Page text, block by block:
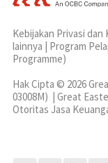
Kebijakan Privasi dan
lainnya | Program
Programme)
Hak Cipta © 2026
03008M) | Great
Otoritas Jasa